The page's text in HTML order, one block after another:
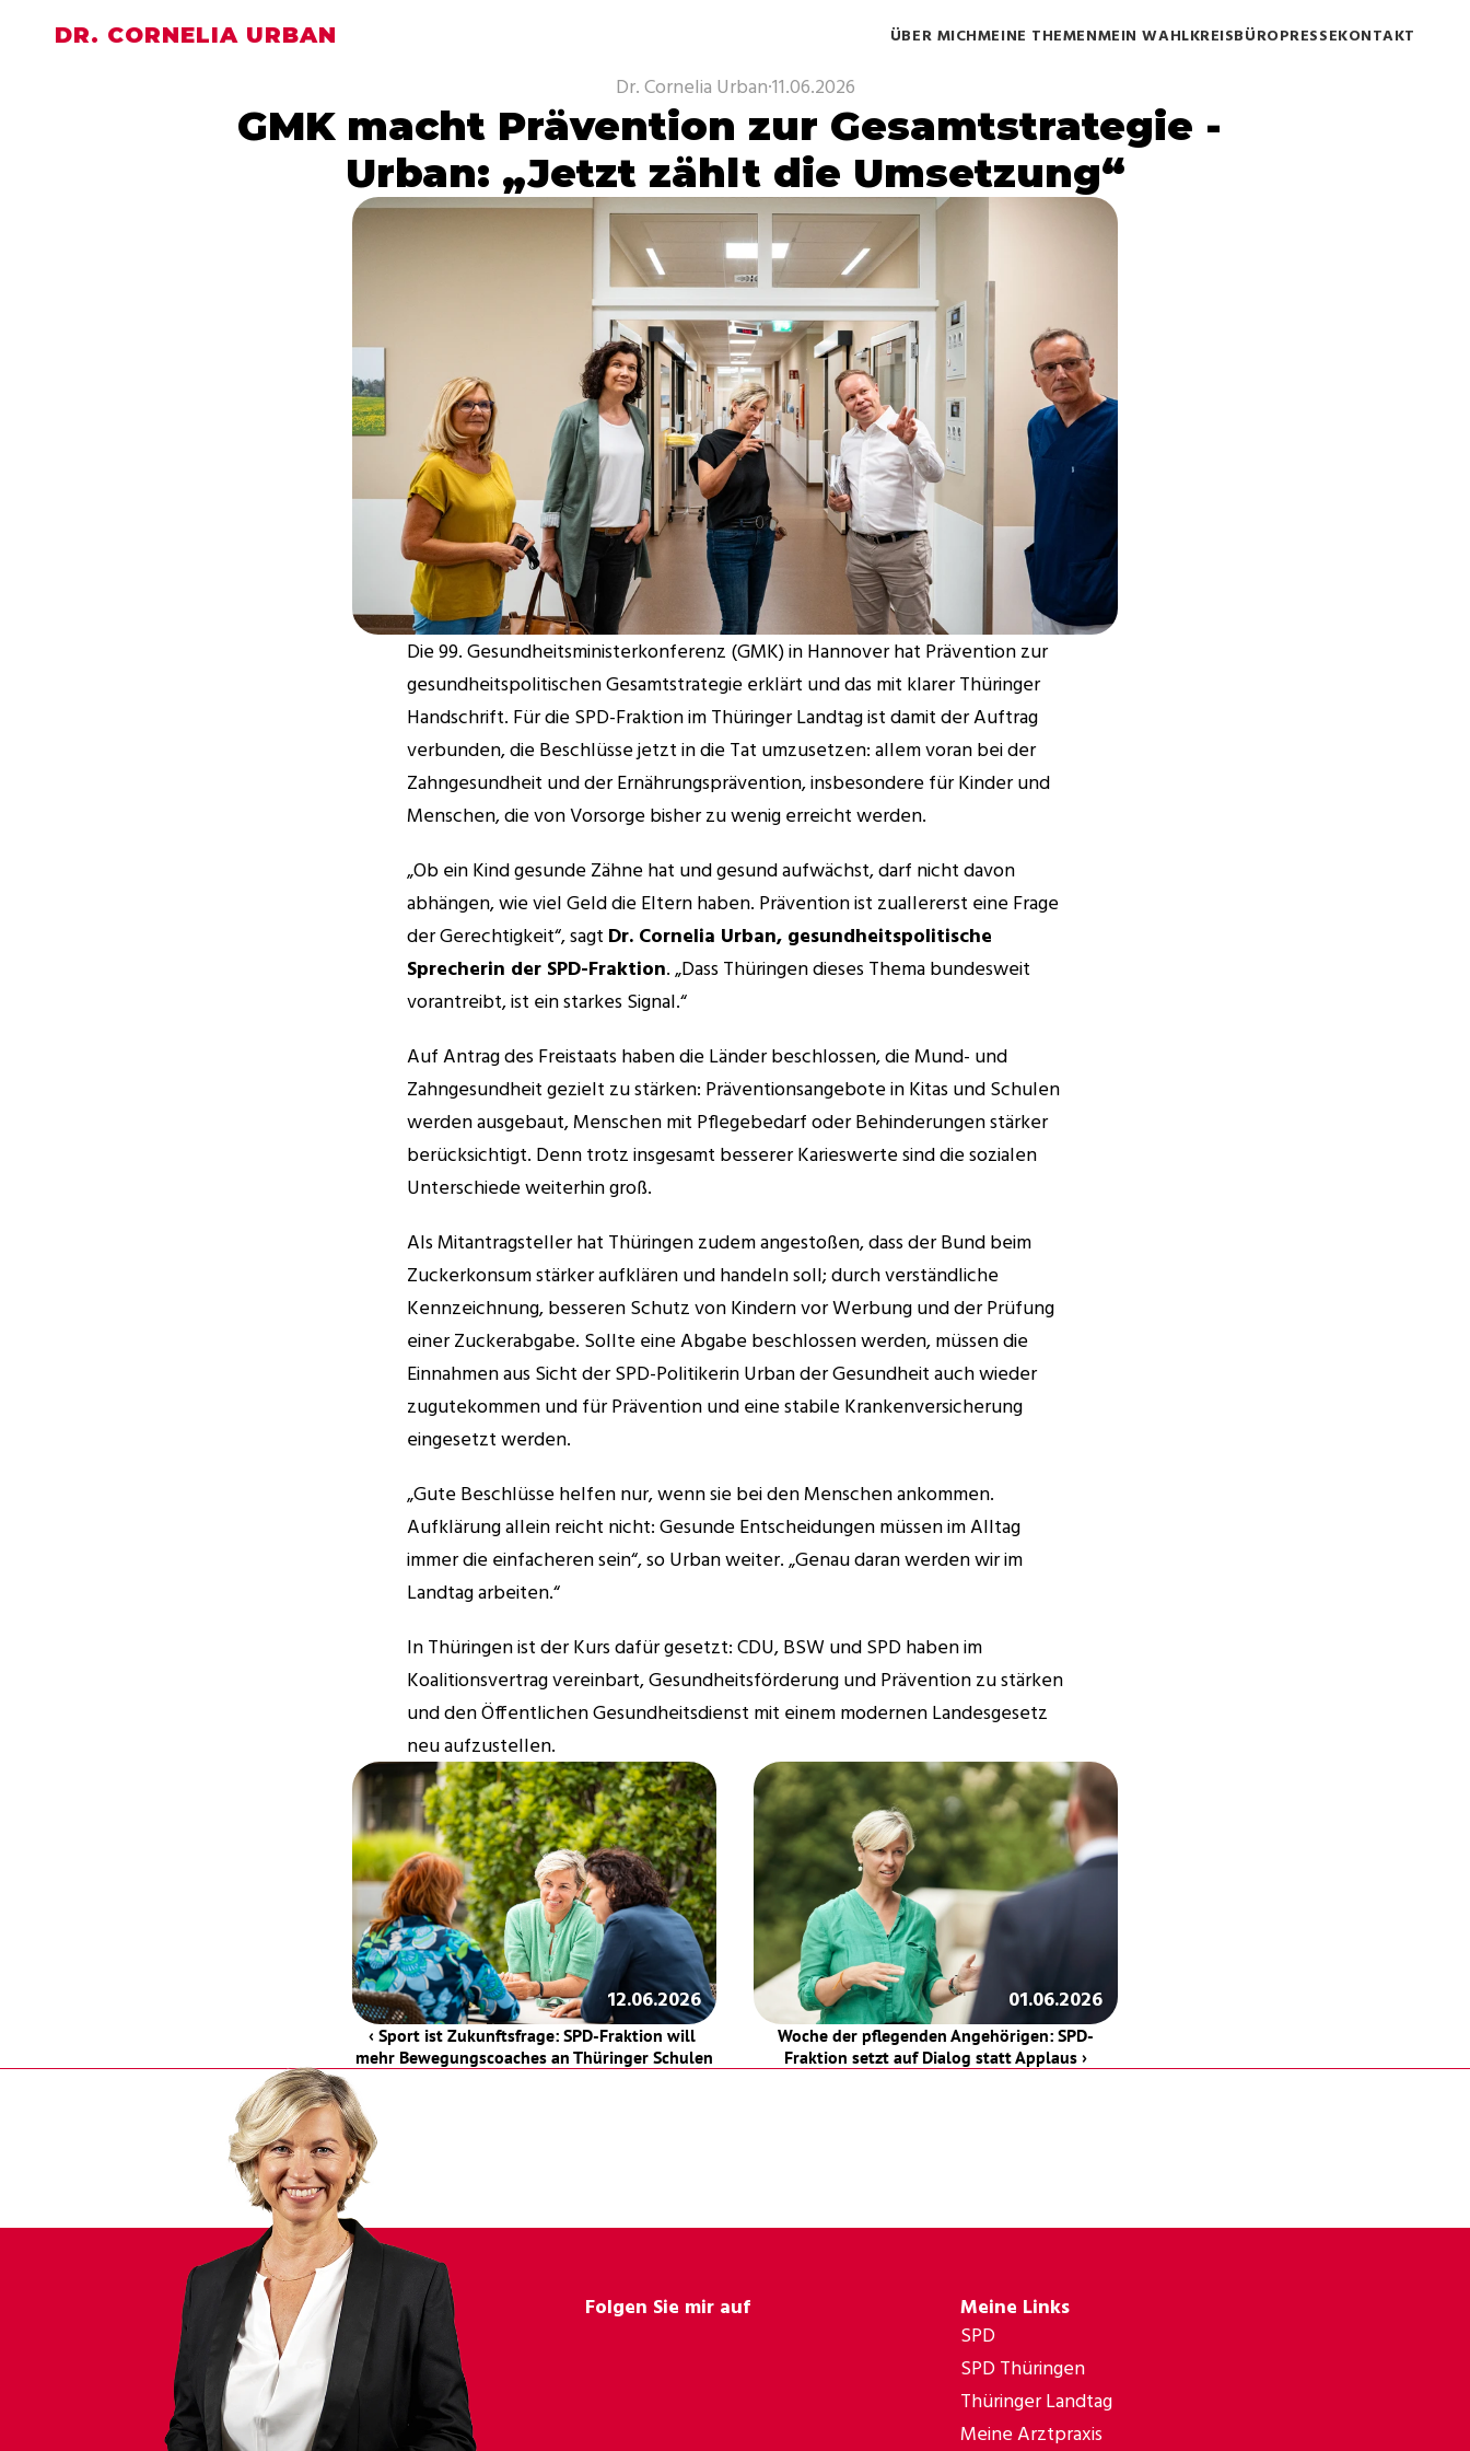
DR. CORNELIA URBAN ÜBER MICHMEINE THEMENMEIN WAHLKREISBÜROPRESSEKONTAKT
Dr. Cornelia Urban·11.06.2026
GMK macht Prävention zur Gesamtstrategie -
Urban: „Jetzt zählt die Umsetzung“
Die 99. Gesundheitsministerkonferenz (GMK) in Hannover hat Prävention zur
gesundheitspolitischen Gesamtstrategie erklärt und das mit klarer Thüringer
Handschrift. Für die SPD-Fraktion im Thüringer Landtag ist damit der Auftrag
verbunden, die Beschlüsse jetzt in die Tat umzusetzen: allem voran bei der
Zahngesundheit und der Ernährungsprävention, insbesondere für Kinder und
Menschen, die von Vorsorge bisher zu wenig erreicht werden.
„Ob ein Kind gesunde Zähne hat und gesund aufwächst, darf nicht davon
abhängen, wie viel Geld die Eltern haben. Prävention ist zuallererst eine Frage
der Gerechtigkeit“, sagt Dr. Cornelia Urban, gesundheitspolitische
Sprecherin der SPD-Fraktion. „Dass Thüringen dieses Thema bundesweit
vorantreibt, ist ein starkes Signal.“
Auf Antrag des Freistaats haben die Länder beschlossen, die Mund- und
Zahngesundheit gezielt zu stärken: Präventionsangebote in Kitas und Schulen
werden ausgebaut, Menschen mit Pflegebedarf oder Behinderungen stärker
berücksichtigt. Denn trotz insgesamt besserer Karieswerte sind die sozialen
Unterschiede weiterhin groß.
Als Mitantragsteller hat Thüringen zudem angestoßen, dass der Bund beim
Zuckerkonsum stärker aufklären und handeln soll; durch verständliche
Kennzeichnung, besseren Schutz von Kindern vor Werbung und der Prüfung
einer Zuckerabgabe. Sollte eine Abgabe beschlossen werden, müssen die
Einnahmen aus Sicht der SPD-Politikerin Urban der Gesundheit auch wieder
zugutekommen und für Prävention und eine stabile Krankenversicherung
eingesetzt werden.
„Gute Beschlüsse helfen nur, wenn sie bei den Menschen ankommen.
Aufklärung allein reicht nicht: Gesunde Entscheidungen müssen im Alltag
immer die einfacheren sein“, so Urban weiter. „Genau daran werden wir im
Landtag arbeiten.“
In Thüringen ist der Kurs dafür gesetzt: CDU, BSW und SPD haben im
Koalitionsvertrag vereinbart, Gesundheitsförderung und Prävention zu stärken
und den Öffentlichen Gesundheitsdienst mit einem modernen Landesgesetz
neu aufzustellen.
12.06.2026
‹ Sport ist Zukunftsfrage: SPD-Fraktion will
mehr Bewegungscoaches an Thüringer Schulen
01.06.2026
Woche der pflegenden Angehörigen: SPD-
Fraktion setzt auf Dialog statt Applaus ›
Folgen Sie mir auf
Meine Links
SPD
SPD Thüringen
Thüringer Landtag
Meine Arztpraxis